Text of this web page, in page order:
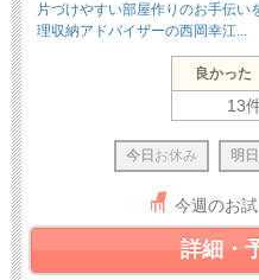
片づけやすい部屋作りのお手伝
理収納アドバイザーの西岡幸江...
良かった
13
今日 お休み 明日
今週のお
詳細・